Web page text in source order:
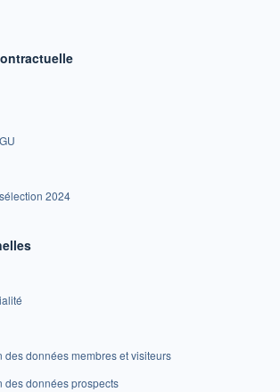
2024
des données membres et visiteurs
des données prospects